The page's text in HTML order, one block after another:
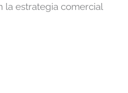
la estrategia comercial